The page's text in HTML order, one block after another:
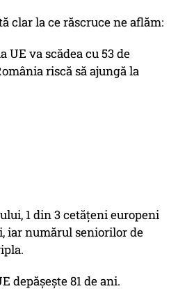
clar la ce răscruce ne aflăm:
UE va scădea cu 53 de
riscă să ajungă la
1 din 3 cetățeni europeni
iar numărul seniorilor de
depășește 81 de ani.